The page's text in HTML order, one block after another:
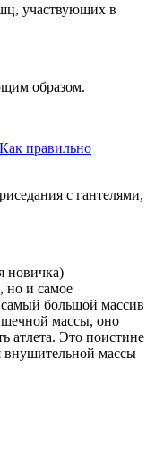
участвующих в
образом.
Как правильно
с гантелями,
новичка)
но и самое
самый большой массив
массы, оно
атлета. Это поистине
внушительной массы